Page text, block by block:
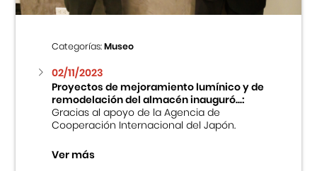
Categorías:Museo
02/11/2023
Proyectos de mejoramiento lumínico y de
remodelación del almacén inauguró...:
Gracias al apoyo de la Agencia de
Cooperación Internacional del Japón.
Ver más